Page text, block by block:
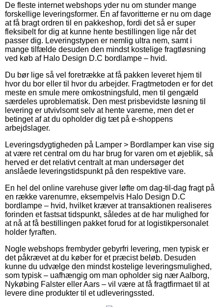
De fleste internet webshops yder nu om stunder mange
forskellige leveringsformer. En af favoritterne er nu om dage
at få bragt ordren til en pakkeshop, fordi det så er super
fleksibelt for dig at kunne hente bestillingen lige når det
passer dig. Leveringstypen er nemlig ultra nem, samt i
mange tilfælde desuden den mindst kostelige fragtløsning
ved køb af Halo Design D.C bordlampe – hvid.
Du bør lige så vel foretrække at få pakken leveret hjem til
hvor du bor eller til hvor du arbejder. Fragtmetoden er for det
meste en smule mere omkostningsfuld, men til gengæld
særdeles uproblematisk. Den mest prisbevidste løsning til
levering er utvivlsomt selv at hente varerne, men det er
betinget af at du opholder dig tæt på e-shoppens
arbejdslager.
Leveringsdygtigheden på Lamper > Bordlamper kan vise sig
at være ret central om du har brug for varen om et øjeblik, så
herved er det relativt centralt at man undersøger det
anslåede leveringstidspunkt på den respektive vare.
En hel del online varehuse giver løfte om dag-til-dag fragt på
en række varenumre, eksempelvis Halo Design D.C
bordlampe – hvid, hvilket kræver at transaktionen realiseres
forinden et fastsat tidspunkt, således at de har mulighed for
at nå at få bestillingen pakket forud for at logistikpersonalet
holder fyraften.
Nogle webshops frembyder gebyrfri levering, men typisk er
det påkrævet at du køber for et præcist beløb. Desuden
kunne du udvælge den mindst kostelige leveringsmulighed,
som typisk – uafhængig om man opholder sig nær Aalborg,
Nykøbing Falster eller Aars – vil være at få fragtfirmaet til at
levere dine produkter til et udleveringssted.